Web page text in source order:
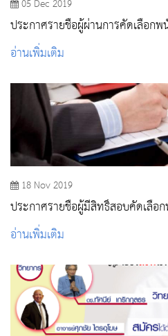
05 Dec 2019
ประกาศรายชื่อผู้ผ่านการคัดเลือกพ
อ่านเพิ่มเติม
18 Nov 2019
ประกาศรายชื่อผู้มีสิทธิ์สอบคัดเลือ
อ่านเพิ่มเติม